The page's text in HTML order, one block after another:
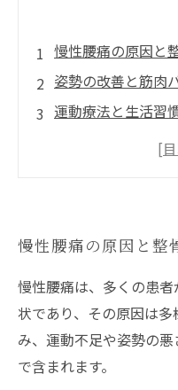
慢性腰痛の原因と
姿勢の改善と筋肉
運動療法と生活習
慢性腰痛の原因と整
慢性腰痛は、多くの患
状であり、その原因は
み、運動不足や姿勢の
で含まれます。